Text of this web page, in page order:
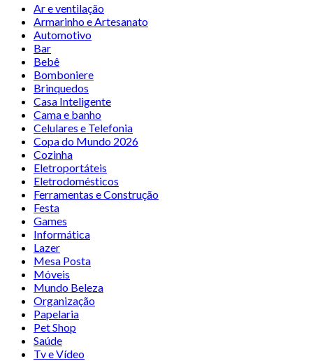
Ar e ventilação
Armarinho e Artesanato
Automotivo
Bar
Bebê
Bomboniere
Brinquedos
Casa Inteligente
Cama e banho
Celulares e Telefonia
Copa do Mundo 2026
Cozinha
Eletroportáteis
Eletrodomésticos
Ferramentas e Construção
Festa
Games
Informática
Lazer
Mesa Posta
Móveis
Mundo Beleza
Organização
Papelaria
Pet Shop
Saúde
Tv e Vídeo